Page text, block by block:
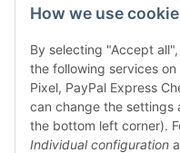
How we use
By selecting "Accept
the following services
Pixel, PayPal Express
can change the settings
the bottom left corner).
Individual configuration
Shipment Options